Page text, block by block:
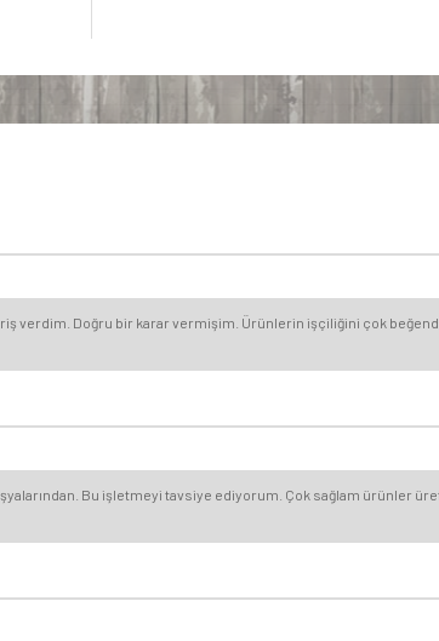
verdim. Doğru bir karar vermişim. Ürünlerin işçiliğini çok
Bu işletmeyi tavsiye ediyorum. Çok sağlam ürünler